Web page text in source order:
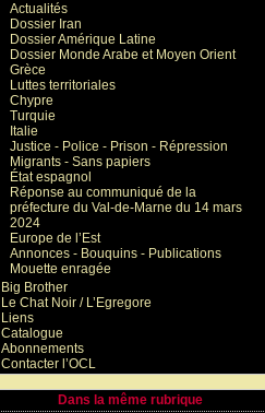
Actualités
Dossier Iran
Dossier Amérique Latine
Dossier Monde Arabe et Moyen Orient
Grèce
Luttes territoriales
Chypre
Turquie
Italie
Justice - Police - Prison - Répression
Migrants - Sans papiers
État espagnol
Réponse au communiqué de la
préfecture du Val-de-Marne du 14 mars
2024
Europe de l’Est
Annonces - Bouquins - Publications
Mouette enragée
Big Brother
Le Chat Noir / L’Egregore
Liens
Catalogue
Abonnements
Contacter l’OCL
Dans la même rubrique